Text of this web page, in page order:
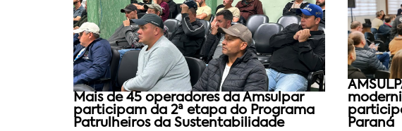
Mais de 45 operadores da Amsulpar
participam da 2ª etapa do Programa
Patrulheiros da Sustentabilidade
Paraná